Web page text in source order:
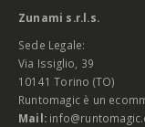
Zunami s.r.l.s.
Sede Legale:
Via Issiglio, 39
10141 Torino (TO)
Runtomagic è un
Mail: